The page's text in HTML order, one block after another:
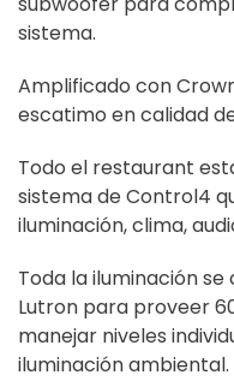
sistema.
Amplificado con
escatimo en calidad
Todo el restaurant
sistema de Control4
iluminación, clima,
Toda la iluminación
Lutron para proveer
manejar niveles
iluminación ambiental.